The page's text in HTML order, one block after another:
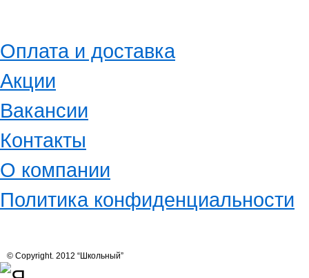
Оплата и доставка
Акции
Вакансии
Контакты
О компании
Политика конфиденциальности
© Copyright. 2012 “Школьный”